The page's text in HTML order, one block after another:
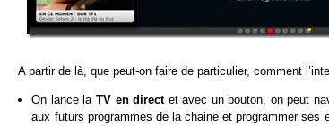
A partir de là, que peut-on faire de particulier, comment
On lance laTV en direct et avec un bouton, on peut
aux futurs programmes de la chaine et programmer ses